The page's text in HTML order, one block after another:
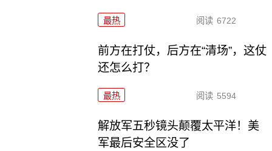
最热 阅读 6722
前方在打仗，后方在“清场”，这仗
还怎么打？
最热 阅读 5594
解放军五秒镜头颠覆太平洋！美
军最后安全区没了